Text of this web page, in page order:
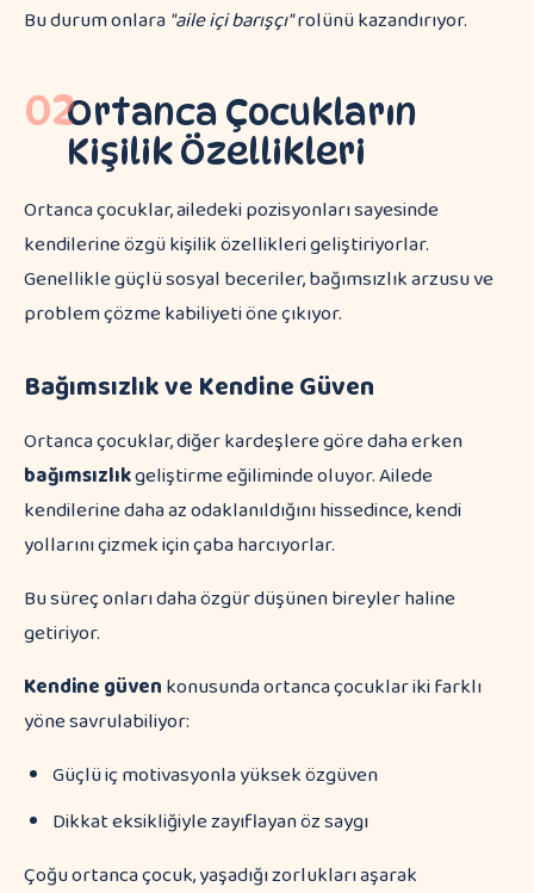
Bu durum onlara "aile içi barışçı"rolünü kazandırıyor.
02Ortanca Çocukların
Kişilik Özellikleri
Ortanca çocuklar, ailedeki pozisyonları sayesinde
kendilerine özgü kişilik özellikleri geliştiriyorlar.
Genellikle güçlü sosyal beceriler, bağımsızlık arzusu ve
problem çözme kabiliyeti öne çıkıyor.
Bağımsızlık ve Kendine Güven
Ortanca çocuklar, diğer kardeşlere göre daha erken
bağımsızlıkgeliştirme eğiliminde oluyor. Ailede
kendilerine daha az odaklanıldığını hissedince, kendi
yollarını çizmek için çaba harcıyorlar.
Bu süreç onları daha özgür düşünen bireyler haline
getiriyor.
Kendine güvenkonusunda ortanca çocuklar iki farklı
yöne savrulabiliyor:
Güçlü iç motivasyonla yüksek özgüven
Dikkat eksikliğiyle zayıflayan öz saygı
Çoğu ortanca çocuk, yaşadığı zorlukları aşarak